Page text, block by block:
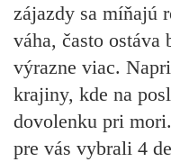
zájazdy sa míňajú
váha, často ostáva
výrazne viac.
krajiny, kde na
dovolenku pri
pre vás vybrali 4